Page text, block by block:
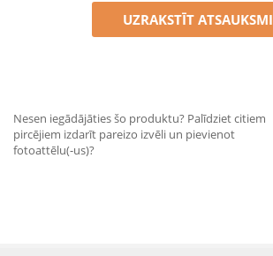
UZRAKSTĪT ATSAUKSMI
Nesen iegādājāties šo produktu? Palīdziet citiem
pircējiem izdarīt pareizo izvēli un pievienot
fotoattēlu(-us)?